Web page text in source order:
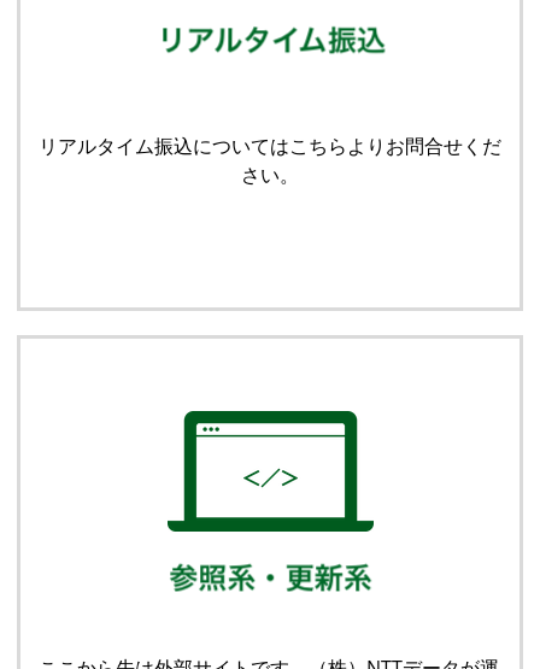
リアルタイム振込についてはこちらよりお問合せくだ
さい。